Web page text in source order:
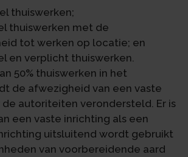
thuiswerken;
thuiswerken met de
tot werken op locatie; en
en verplicht thuiswerken.
50% thuiswerken in het
de afwezigheid van een vaste
autoriteiten verondersteld. Er is
een vaste inrichting als een
uitsluitend wordt gebruikt
van voorbereidende aard